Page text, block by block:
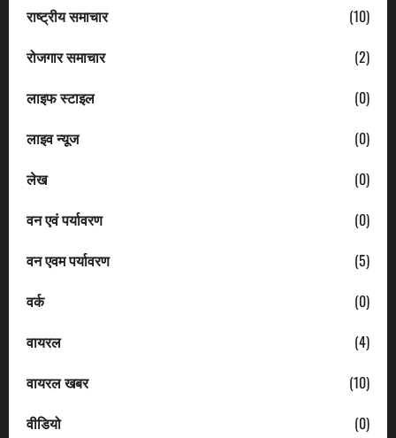
राष्ट्रीय समाचार
(10)
रोजगार समाचार
(2)
लाइफ स्टाइल
(0)
लाइव न्यूज
(0)
लेख
(0)
वन एवं पर्यावरण
(0)
वन एवम पर्यावरण
(5)
वर्क
(0)
वायरल
(4)
वायरल खबर
(10)
वीडियो
(0)